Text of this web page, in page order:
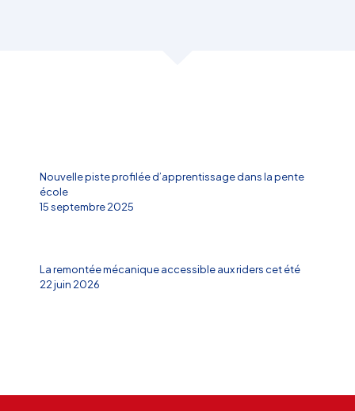
Nouvelle piste profilée d’apprentissage dans la pente
école
15 septembre 2025
La remontée mécanique accessible aux riders cet été
22 juin 2026